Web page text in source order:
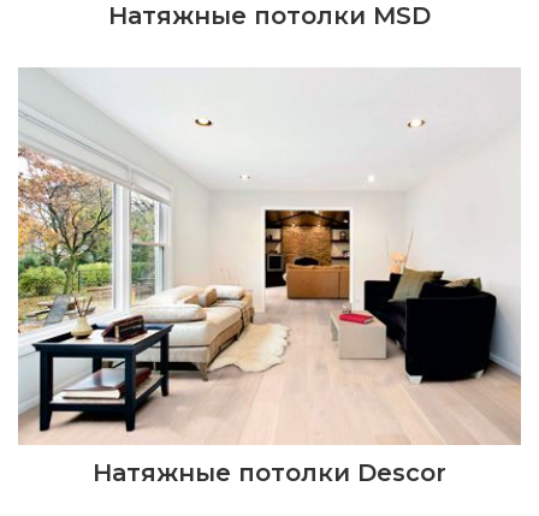
Натяжные потолки MSD
Натяжные потолки Descor